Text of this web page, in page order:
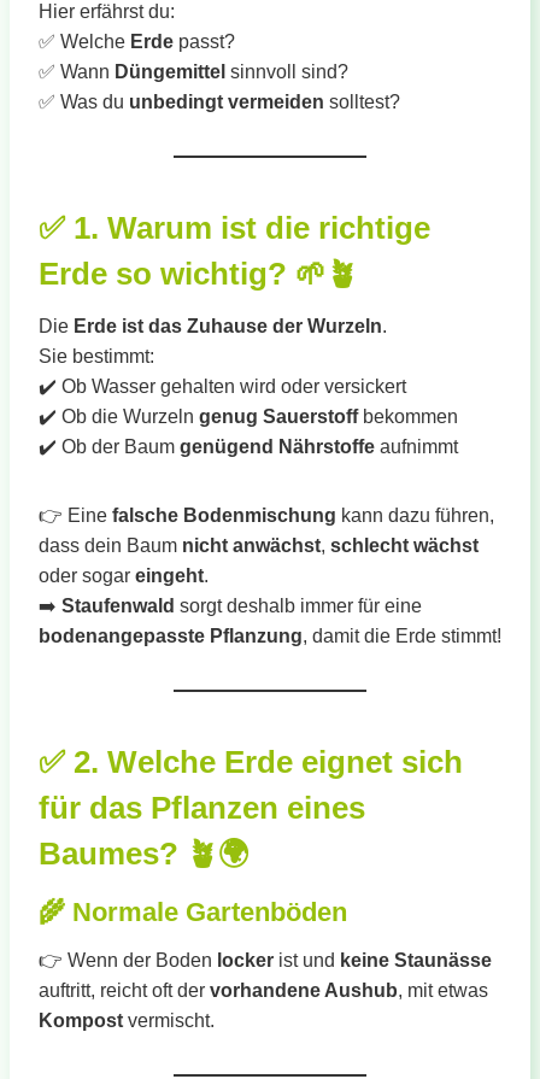
Hier erfährst du:
✅ Welche Erde passt?
✅ Wann Düngemittel sinnvoll sind?
✅ Was du unbedingt vermeiden solltest?
✅ 1. Warum ist die richtige
Erde so wichtig? 🌱🪴
Die Erde ist das Zuhause der Wurzeln.
Sie bestimmt:
✔️ Ob Wasser gehalten wird oder versickert
✔️ Ob die Wurzeln genug Sauerstoffbekommen
✔️ Ob der Baum genügend Nährstoffe aufnimmt
👉 Eine falsche Bodenmischung kann dazu führen,
dass dein Baum nicht anwächst, schlecht wächst
oder sogar eingeht.
➡️ Staufenwald sorgt deshalb immer für eine
bodenangepasste Pflanzung, damit die Erde stimmt!
✅ 2. Welche Erde eignet sich
für das Pflanzen eines
Baumes? 🪴🌍
🌾 Normale Gartenböden
👉 Wenn der Boden locker ist und keine Staunässe
auftritt, reicht oft der vorhandene Aushub, mit etwas
Kompost vermischt.